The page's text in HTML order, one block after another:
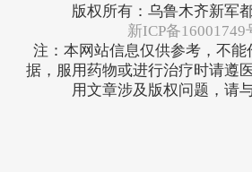
版权所有：乌鲁木齐新军
新ICP备16001749
注：本网站信息仅供参考，不能
据，服用药物或进行治疗时请遵
用文章涉及版权问题，请